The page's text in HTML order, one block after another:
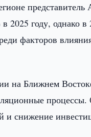
году, однако в
факторов
на Ближнем
процессы.
и снижение